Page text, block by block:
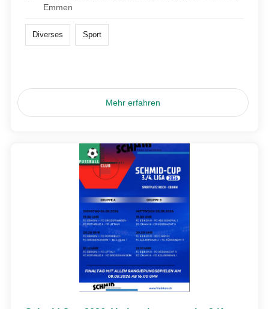
Emmen
Diverses Sport
Mehr erfahren